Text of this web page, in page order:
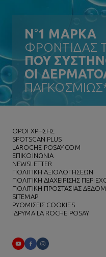
N°1 ΜΑΡΚΑ
ΦΡΟΝΤΙΔΑΣ
ΠΟΥ
ΟΙ
ΌΡΟΙ ΧΡΗΣΗΣ
SPOTSCAN PLUS
LAROCHE-POSAY.COM
ΕΠΙΚΟΙΝΩΝΙΑ
NEWSLETTER
ΠΟΛΙΤΙΚΗ ΑΞΙΟΛΟΓΗΣΕΩΝ
ΠΟΛΙΤΙΚΗ ΔΙΑΧΕΙΡΙΣΗΣ
ΠΟΛΙΤΙΚΗ ΠΡΟΣΤΑΣΙΑΣ
SITEMAP
ΡΥΘΜΙΣΕΙΣ COOKIES
ΙΔΡΥΜΑ LA ROCHE POSAY